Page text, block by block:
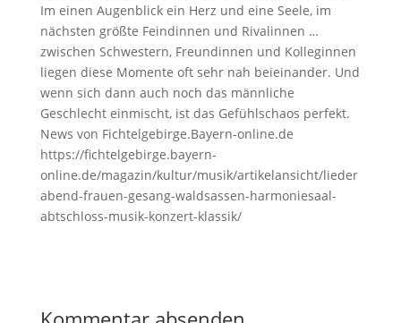
Im einen Augenblick ein Herz und eine Seele, im
nächsten größte Feindinnen und Rivalinnen …
zwischen Schwestern, Freundinnen und Kolleginnen
liegen diese Momente oft sehr nah beieinander. Und
wenn sich dann auch noch das männliche
Geschlecht einmischt, ist das Gefühlschaos perfekt.
News von Fichtelgebirge.Bayern-online.de
https://fichtelgebirge.bayern-
online.de/magazin/kultur/musik/artikelansicht/lieder
abend-frauen-gesang-waldsassen-harmoniesaal-
abtschloss-musik-konzert-klassik/